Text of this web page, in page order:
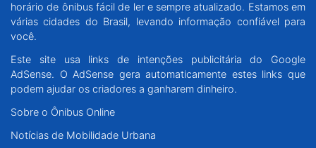
horário de ônibus fácil de ler e sempre atualizado. Estamos em
várias cidades do Brasil, levando informação confiável para
você.
Este site usa links de intenções publicitária do Google
AdSense. O AdSense gera automaticamente estes links que
podem ajudar os criadores a ganharem dinheiro.
Sobre o Ônibus Online
Notícias de Mobilidade Urbana